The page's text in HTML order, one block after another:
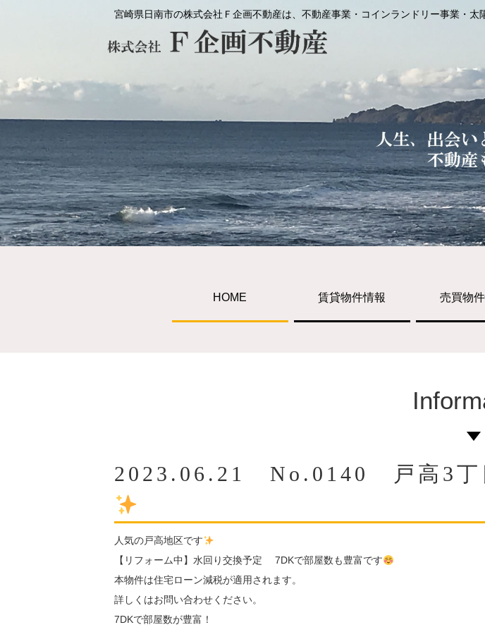
宮崎県日南市の株式会社Ｆ企画不動産は、不動産事業・コインランドリー事業・太
HOME 賃貸物件情報 売買物
2023.06.21 No.0140 戸高3丁
人気の戸高地区です
【リフォーム中】水回り交換予定 7DKで部屋数も豊富です
本物件は住宅ローン減税が適用されます。
詳しくはお問い合わせください。
7DKで部屋数が豊富！